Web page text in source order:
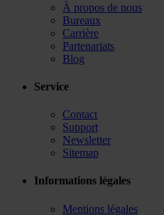
À propos de nous
Bureaux
Carrière
Partenariats
Blog
Service
Contact
Support
Newsletter
Sitemap
Informations légales
Mentions légales